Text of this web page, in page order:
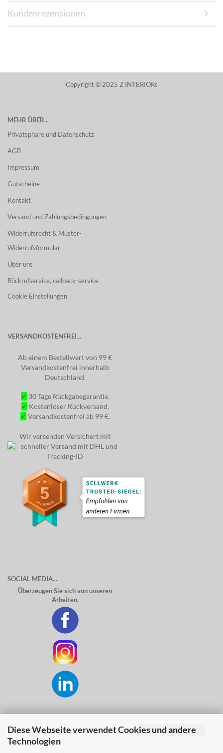
Diese Webseite verwendet Cookies und andere
Technologien
Kundenrezensionen
Copyright © 2025 Z INTERIORs
MEHR ÜBER...
Privatsphäre und Datenschutz
AGB
Impressum
Gutscheine
Kontakt
Versand und Zahlungsbedingungen
Widerrufsrecht & Muster-
Widerrufsformular
Über uns
Rückrufservice, callback-service
Cookie Einstellungen
VERSANDKOSTENFREI...
Ab einem Bestellwert von 99 €
Versandkostenfrei innerhalb
Deutschland.
✔ 30 Tage Rückgabegarantie.
✔ Kostenloser Rückversand.
✔ Versandkostenfrei ab 99 €.
Wir versenden Versichert mit
SOCIAL MEDIA...
Überzeugen Sie sich von unseren
Arbeiten.
SICHER ZAHLEN MIT... Vertrag widerrufen